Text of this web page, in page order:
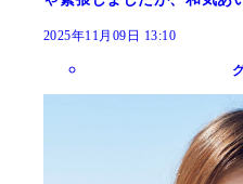
2025年11月09日 13:10